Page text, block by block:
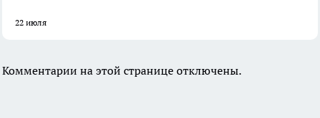
22 июля
Комментарии на этой странице отключены.